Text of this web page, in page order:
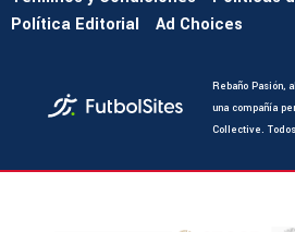
Política Editorial
Ad Choices
Rebaño Pasión,
una compañía
Collective.